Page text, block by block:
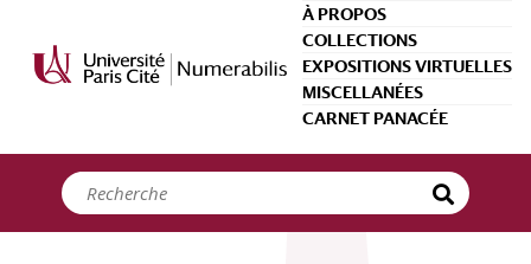
À PROPOS
COLLECTIONS
EXPOSITIONS VIRTUELLES
MISCELLANÉES
CARNET PANACÉE